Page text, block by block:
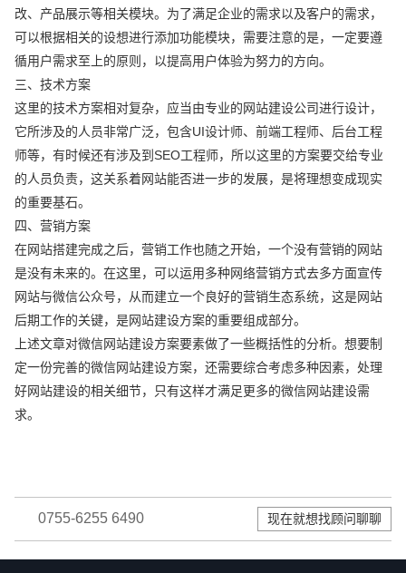
改、产品展示等相关模块。为了满足企业的需求以及客户的需求，
可以根据相关的设想进行添加功能模块，需要注意的是，一定要遵
循用户需求至上的原则，以提高用户体验为努力的方向。
三、技术方案
这里的技术方案相对复杂，应当由专业的网站建设公司进行设计，
它所涉及的人员非常广泛，包含UI设计师、前端工程师、后台工程
师等，有时候还有涉及到SEO工程师，所以这里的方案要交给专业
的人员负责，这关系着网站能否进一步的发展，是将理想变成现实
的重要基石。
四、营销方案
在网站搭建完成之后，营销工作也随之开始，一个没有营销的网站
是没有未来的。在这里，可以运用多种网络营销方式去多方面宣传
网站与微信公众号，从而建立一个良好的营销生态系统，这是网站
后期工作的关键，是网站建设方案的重要组成部分。
上述文章对微信网站建设方案要素做了一些概括性的分析。想要制
定一份完善的微信网站建设方案，还需要综合考虑多种因素，处理
好网站建设的相关细节，只有这样才满足更多的微信网站建设需
求。
0755-6255 6490 现在就想找顾问聊聊